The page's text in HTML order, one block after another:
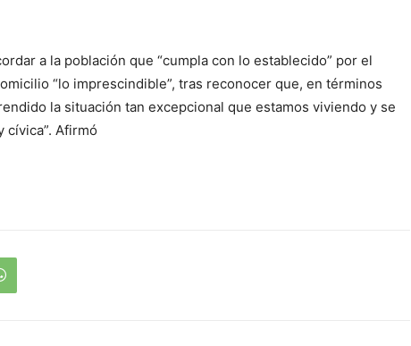
a la población que “cumpla con lo establecido” por el
“lo imprescindible”, tras reconocer que, en términos
la situación tan excepcional que estamos viviendo y se
cívica”. Afirmó